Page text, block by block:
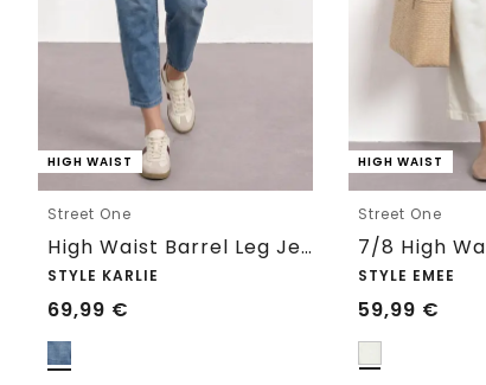
HIGH WAIST
Street One
High Waist Barrel Leg Jeans im Loose Fit
STYLE KARLIE
69,99 €
HIGH WAIST
Street One
STYLE EMEE
59,99 €